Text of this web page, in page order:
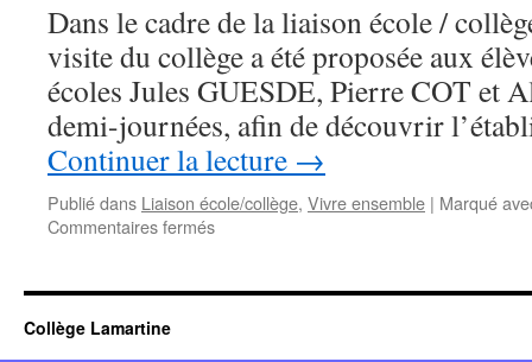
écoles
réseau
Dans le cadre de la liaison école /
visite du collège a été proposée aux
écoles Jules GUESDE, Pierre COT et
demi-journées, afin de découvrir
Continuer la lecture →
Publié dans Liaison école/collège, Vivre ensemble | Marqué
Commentaires ferméssur
élèves
Collège Lamartine